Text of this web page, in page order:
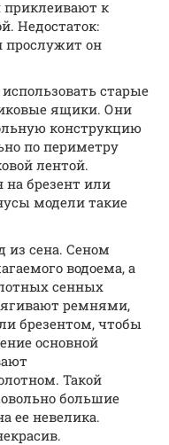
приклеивают к
Недостаток:
прослужит он
старые
ящики. Они
конструкцию
по периметру
лентой.
на брезент или
модели такие
из сена. Сеном
водоема, а
сенных
ремнями,
брезентом, чтобы
основной
Такой
большие
ее невелика.